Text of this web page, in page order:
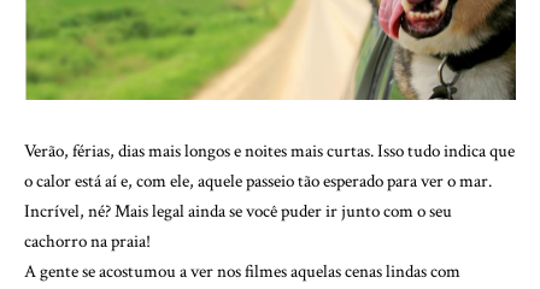
Verão, férias, dias mais longos e noites mais curtas. Isso tudo indica que
o calor está aí e, com ele, aquele passeio tão esperado para ver o mar.
Incrível, né? Mais legal ainda se você puder ir junto com o seu
cachorro na praia!
A gente se acostumou a ver nos filmes aquelas cenas lindas com